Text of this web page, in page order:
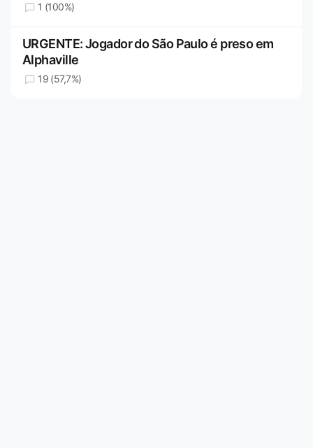
1 (100%)
URGENTE: Jogador do São Paulo é preso em
Alphaville
19 (57,7%)